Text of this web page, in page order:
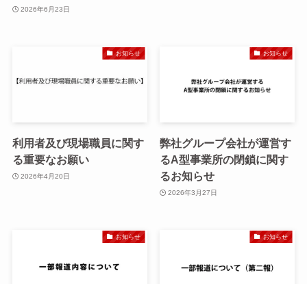
2026年6月23日
お知らせ
利用者及び現場職員に関す
る重要なお願い
2026年4月20日
お知らせ
弊社グループ会社が運営す
るA型事業所の閉鎖に関す
るお知らせ
2026年3月27日
お知らせ お知らせ